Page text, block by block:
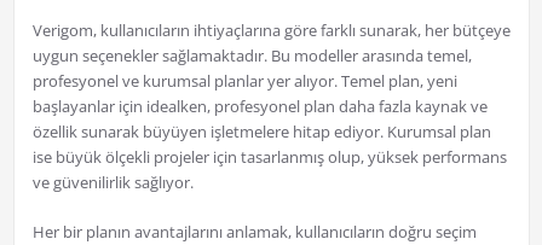
Verigom, kullanıcıların ihtiyaçlarına göre farklı sunarak, her bütçeye
uygun seçenekler sağlamaktadır. Bu modeller arasında temel,
profesyonel ve kurumsal planlar yer alıyor. Temel plan, yeni
başlayanlar için idealken, profesyonel plan daha fazla kaynak ve
özellik sunarak büyüyen işletmelere hitap ediyor. Kurumsal plan
ise büyük ölçekli projeler için tasarlanmış olup, yüksek performans
ve güvenilirlik sağlıyor.
Her bir planın avantajlarını anlamak, kullanıcıların doğru seçim